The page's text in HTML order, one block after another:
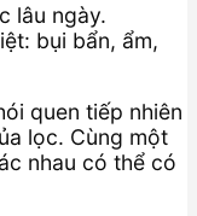
lâu ngày.
bụi bẩn, ẩm,
quen tiếp nhiên
lọc. Cùng một
nhau có thể có